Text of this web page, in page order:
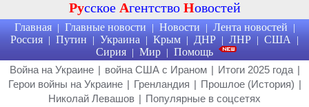
Русское Агентство Новостей
Главная | Главные новости | Новости | Лента новостей |
Россия | Путин | Украина | Крым | ДНР | ЛНР | США |
Сирия | Мир | Помощь
Война на Украине | война США с Ираном | Итоги 2025 года |
Герои войны на Украине | Гренландия | Прошлое (История) |
Николай Левашов | Популярные в соцсетях